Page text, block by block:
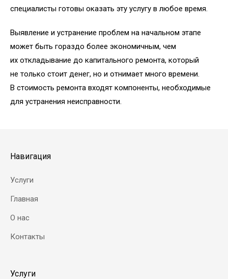
специалисты готовы оказать эту услугу в любое время.
Выявление и устранение проблем на начальном этапе
может быть гораздо более экономичным, чем
их откладывание до капитального ремонта, который
не только стоит денег, но и отнимает много времени.
В стоимость ремонта входят компоненты, необходимые
для устранения неисправности.
Навигация
Услуги
Главная
О нас
Контакты
Услуги